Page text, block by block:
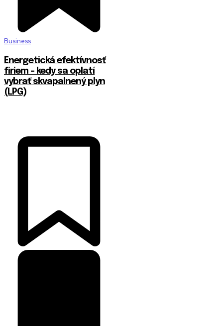
Business
Energetická efektívnosť
firiem – kedy sa oplatí
vybrať skvapalnený plyn
(LPG)